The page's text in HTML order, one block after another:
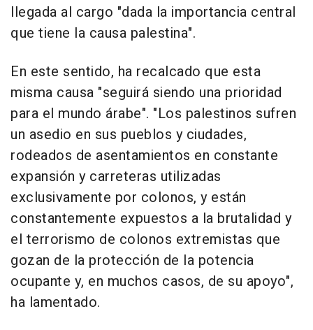
llegada al cargo "dada la importancia central
que tiene la causa palestina".
En este sentido, ha recalcado que esta
misma causa "seguirá siendo una prioridad
para el mundo árabe". "Los palestinos sufren
un asedio en sus pueblos y ciudades,
rodeados de asentamientos en constante
expansión y carreteras utilizadas
exclusivamente por colonos, y están
constantemente expuestos a la brutalidad y
el terrorismo de colonos extremistas que
gozan de la protección de la potencia
ocupante y, en muchos casos, de su apoyo",
ha lamentado.